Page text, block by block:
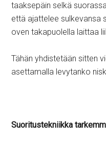
taaksepäin selkä
että ajattelee sulkevansa
oven takapuolella laittaa
Tähän yhdistetään sitten
asettamalla levytanko
Suoritustekniikka